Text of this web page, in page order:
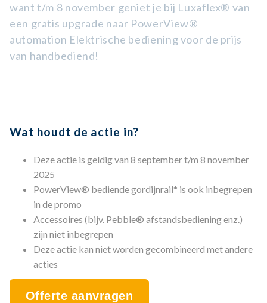
want t/m 8 november geniet je bij Luxaflex® van
een gratis upgrade naar PowerView®
automation Elektrische bediening voor de prijs
van handbediend!
Wat houdt de actie in?
Deze actie is geldig van 8 september t/m 8 november
2025
PowerView® bediende gordijnrail* is ook inbegrepen
in de promo
Accessoires (bijv. Pebble® afstandsbediening enz.)
zijn niet inbegrepen
Deze actie kan niet worden gecombineerd met andere
acties
Offerte aanvragen